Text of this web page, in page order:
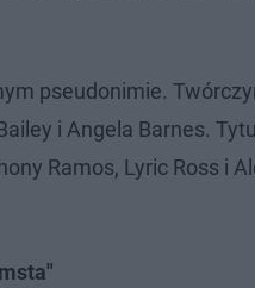
pseudonimie.
i Angela Barnes.
Ramos, Lyric Ross i